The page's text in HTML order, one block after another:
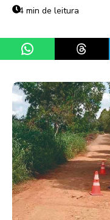
4 min de leitura
Share on WhatsApp